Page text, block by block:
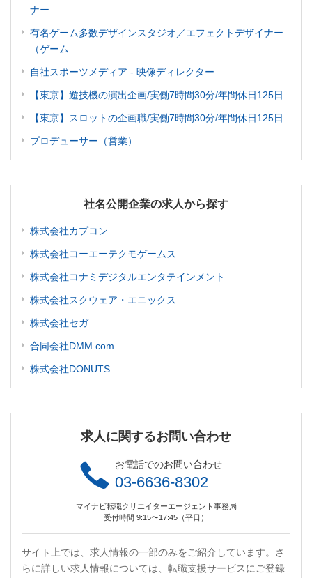
ナー
有名ゲーム多数デザインスタジオ／エフェクトデザイナー
（ゲーム
自社スポーツメディア - 映像ディレクター
【東京】遊技機の演出企画/実働7時間30分/年間休日125日
【東京】スロットの企画職/実働7時間30分/年間休日125日
プロデューサー（営業）
社名公開企業の求人から探す
株式会社カプコン
株式会社コーエーテクモゲームス
株式会社コナミデジタルエンタテインメント
株式会社スクウェア・エニックス
株式会社セガ
合同会社DMM.com
株式会社DONUTS
求人に関するお問い合わせ
お電話でのお問い合わせ
03-6636-8302
マイナビ転職クリエイターエージェント事務局
受付時間 9:15〜17:45（平日）
サイト上では、求人情報の一部のみをご紹介しています。さ
らに詳しい求人情報については、転職支援サービスにご登録